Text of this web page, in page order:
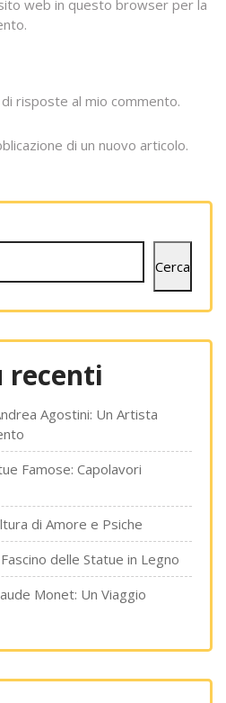
web in questo browser per la
risposte al mio commento.
di un nuovo articolo.
Cerca
recenti
Agostini: Un Artista
Famose: Capolavori
di Amore e Psiche
delle Statue in Legno
Monet: Un Viaggio